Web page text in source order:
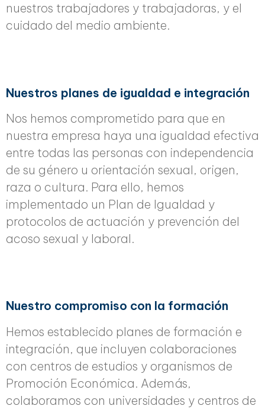
nuestros trabajadores y trabajadoras, y el
cuidado del medio ambiente.
Nuestros planes de igualdad e integración
Nos hemos comprometido para que en
nuestra empresa haya una igualdad efectiva
entre todas las personas con independencia
de su género u orientación sexual, origen,
raza o cultura. Para ello, hemos
implementado un Plan de Igualdad y
protocolos de actuación y prevención del
acoso sexual y laboral.
Nuestro compromiso con la formación
Hemos establecido planes de formación e
integración, que incluyen colaboraciones
con centros de estudios y organismos de
Promoción Económica. Además,
colaboramos con universidades y centros de